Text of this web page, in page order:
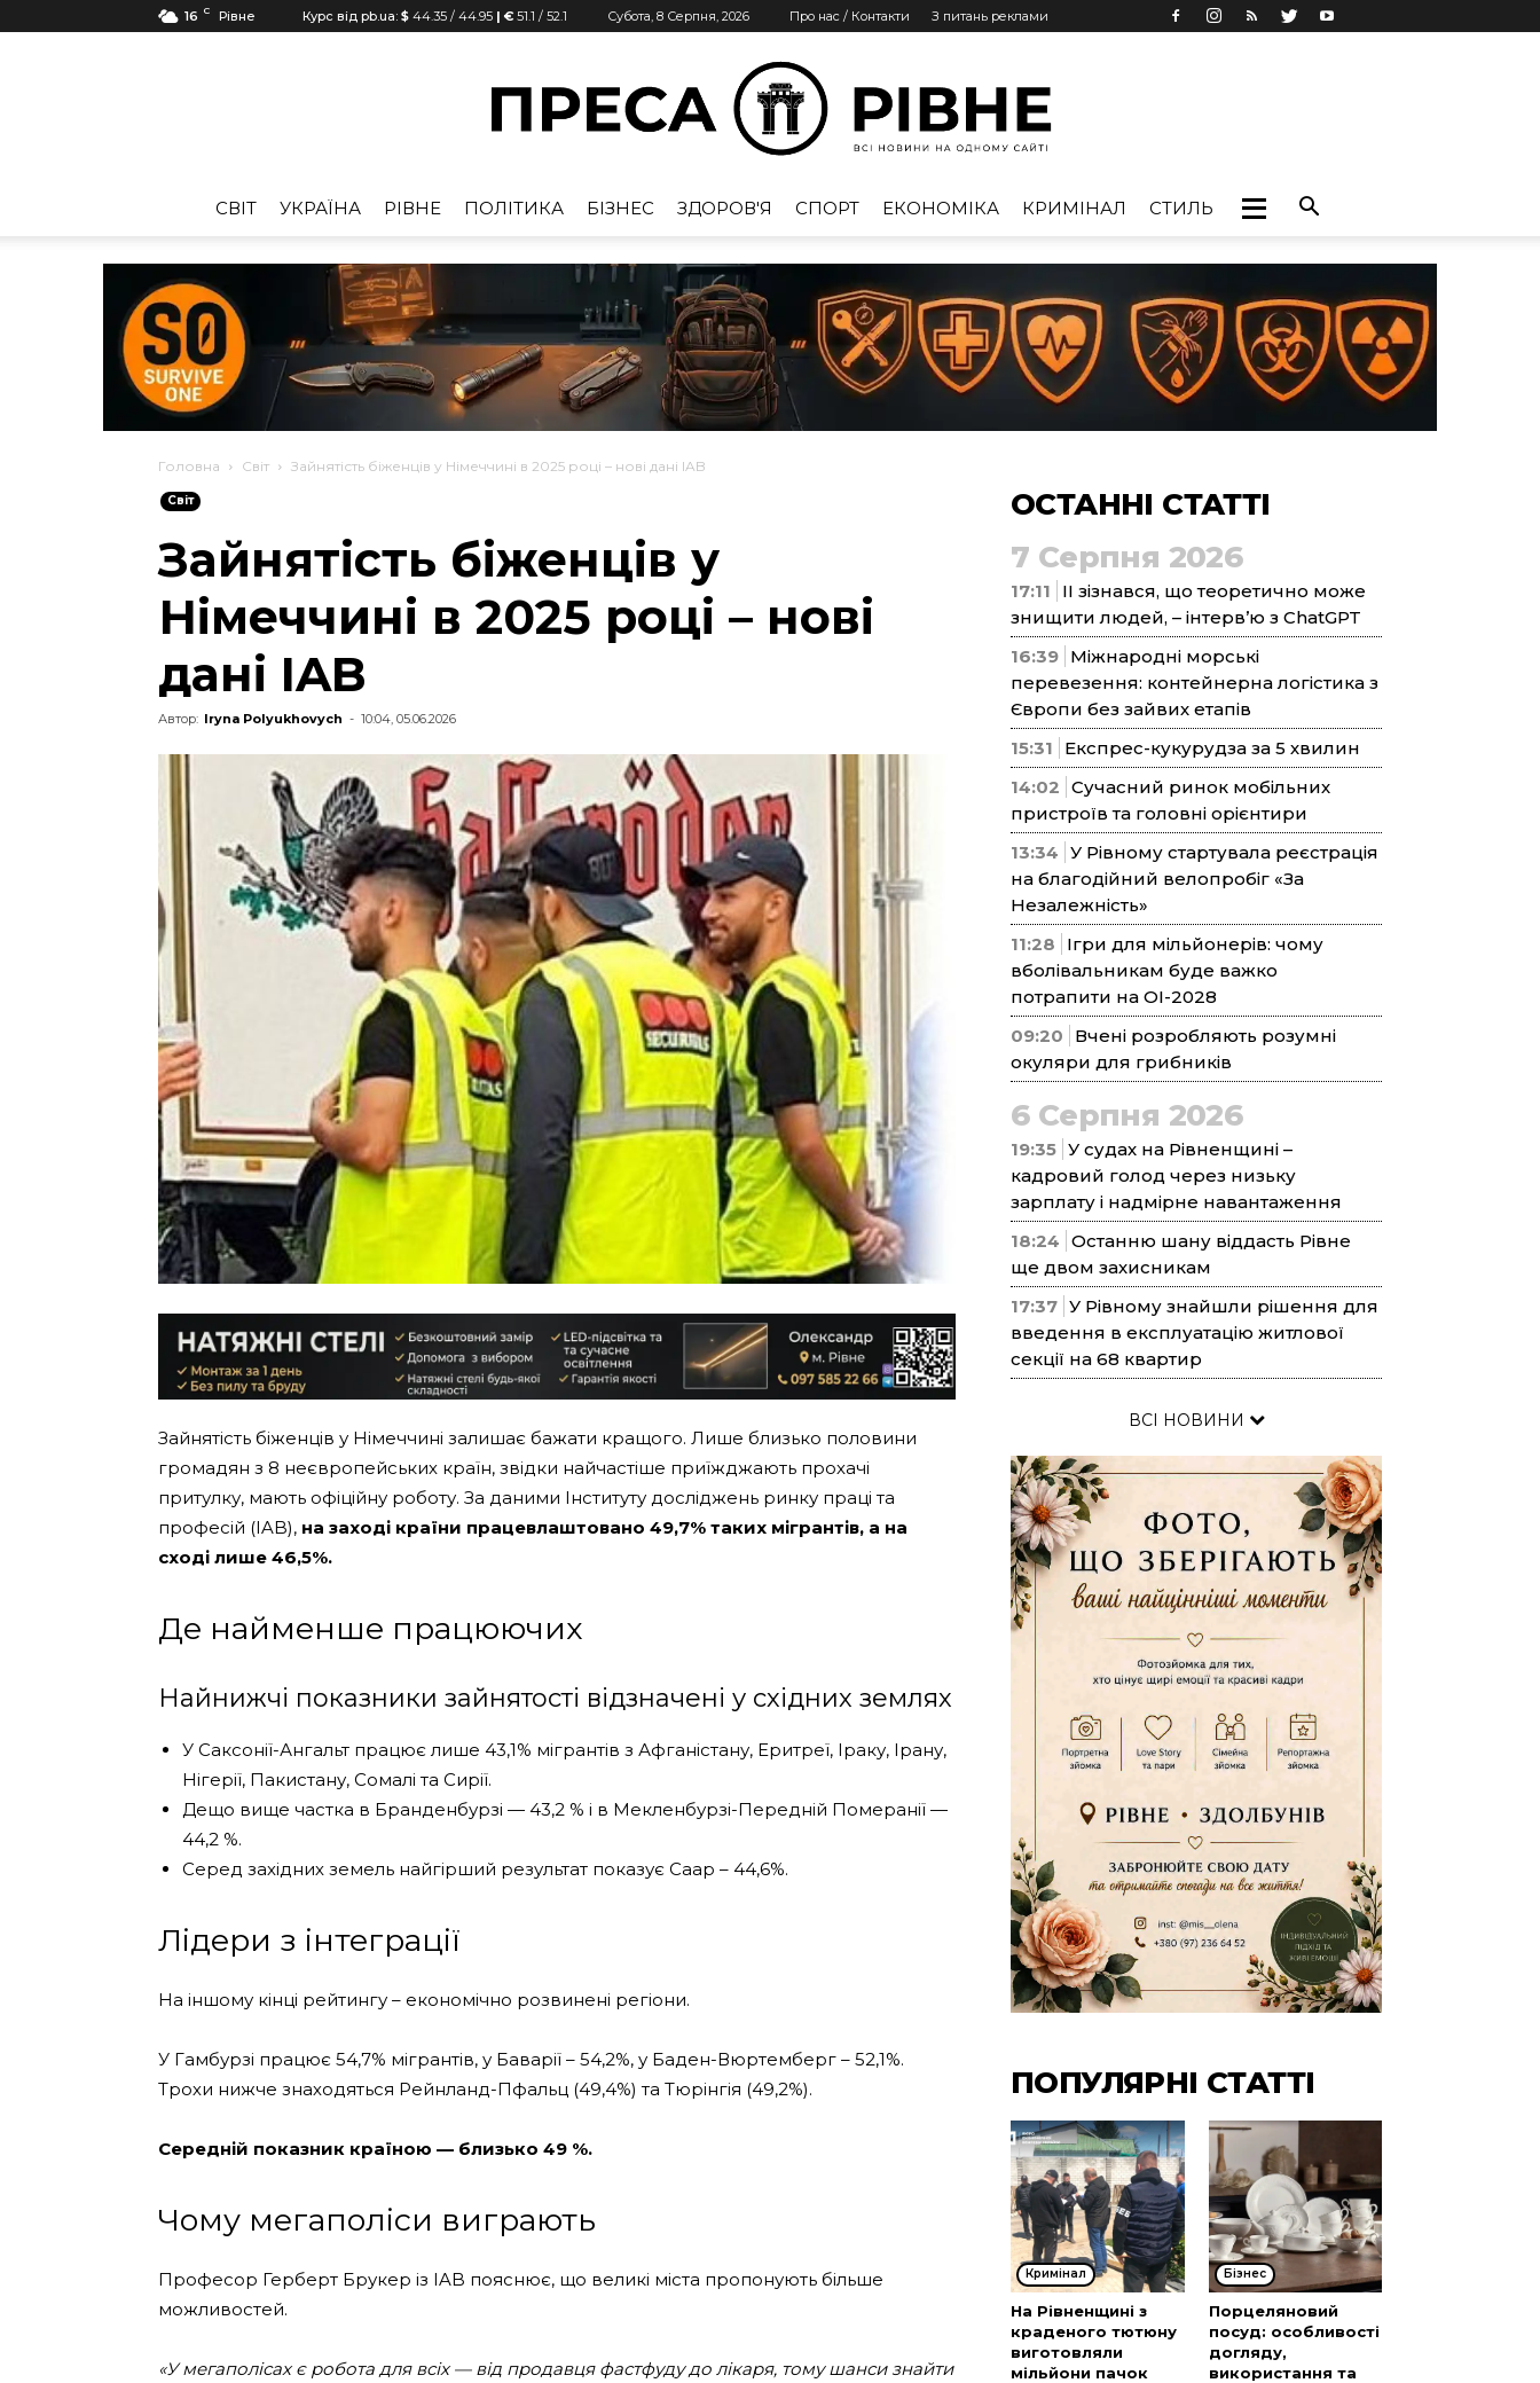
16 C Рівне Курс від pb.ua: $ 44.35 / 44.95 | € 51.1 / 52.1 Субота, 8 Серпня, 2026 Про нас / Контакти З питань реклами
Рівне
CВІТ УКРАЇНА РІВНЕ ПОЛІТИКА БІЗНЕС ЗДОРОВ'Я СПОРТ ЕКОНОМІКА КРИМІНАЛ СТИЛЬ
Головна Cвіт Зайнятість біженців у Німеччині в 2025 році – нові дані IAB
Cвіт
Зайнятість біженців у
Німеччині в 2025 році – нові
дані IAB
Автор: Iryna Polyukhovych - 10:04, 05.06.2026
Зайнятість біженців у Німеччині залишає бажати кращого. Лише близько половини
громадян з 8 неєвропейських країн, звідки найчастіше приїжджають прохачі
притулку, мають офіційну роботу. За даними Інституту досліджень ринку праці та
професій (IAB), на заході країни працевлаштовано 49,7% таких мігрантів, а на
сході лише 46,5%.
Де найменше працюючих
Найнижчі показники зайнятості відзначені у східних землях
У Саксонії-Ангальт працює лише 43,1% мігрантів з Афганістану, Еритреї, Іраку, Ірану,
Нігерії, Пакистану, Сомалі та Сирії.
Дещо вище частка в Бранденбурзі — 43,2 % і в Мекленбурзі-Передній Померанії —
44,2 %.
Серед західних земель найгірший результат показує Саар – 44,6%.
Лідери з інтеграції
На іншому кінці рейтингу – економічно розвинені регіони.
У Гамбурзі працює 54,7% мігрантів, у Баварії – 54,2%, у Баден-Вюртемберг – 52,1%.
Трохи нижче знаходяться Рейнланд-Пфальц (49,4%) та Тюрінгія (49,2%).
Середній показник країною — близько 49 %.
Чому мегаполіси виграють
Професор Герберт Брукер із IAB пояснює, що великі міста пропонують більше
можливостей.
«У мегаполісах є робота для всіх — від продавця фастфуду до лікаря, тому шанси знайти
ОСТАННІ СТАТТІ
7 Серпня 2026
17:11
ІІ зізнався, що теоретично може
знищити людей, – інтерв’ю з ChatGPT
16:39 Міжнародні морські
перевезення: контейнерна логістика з
Європи без зайвих етапів
15:31
Експрес-кукурудза за 5 хвилин
14:02 Сучасний ринок мобільних
пристроїв та головні орієнтири
13:34 У Рівному стартувала реєстрація
на благодійний велопробіг «За
Незалежність»
11:28
Ігри для мільйонерів: чому
вболівальникам буде важко
потрапити на ОІ-2028
09:20
Вчені розробляють розумні
окуляри для грибників
6 Серпня 2026
19:35 У судах на Рівненщині –
кадровий голод через низьку
зарплату і надмірне навантаження
18:24 Останню шану віддасть Рівне
ще двом захисникам
17:37 У Рівному знайшли рішення для
введення в експлуатацію житлової
секції на 68 квартир
ВСІ НОВИНИ
ПОПУЛЯРНІ СТАТТІ
Кримінал
На Рівненщині з
краденого тютюну
виготовляли
мільйони пачок
Бізнес
Порцеляновий
посуд: особливості
догляду,
використання та